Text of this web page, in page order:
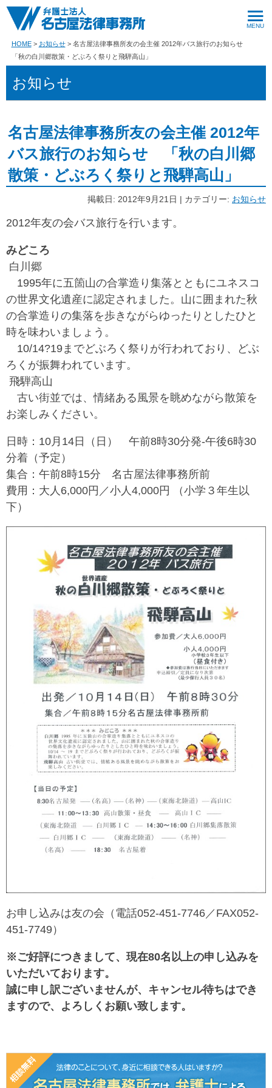
HOME お知らせ
名古屋法律事務所友の会主催 2012年バス旅行のお知らせ
「秋の白川郷散策・どぶろく祭りと飛騨高山」
お知らせ
名古屋法律事務所友の会主催 2012年
バス旅行のお知らせ 「秋の白川郷
散策・どぶろく祭りと飛騨高山」
掲載日: 2012年9月21日 | カテゴリー: お知らせ
2012年友の会バス旅行を行います。
みどころ
白川郷
1995年に五箇山の合掌造り集落とともにユネスコ
の世界文化遺産に認定されました。山に囲まれた秋
の合掌造りの集落を歩きながらゆったりとしたひと
時を味わいましょう。
10/14?19までどぶろく祭りが行われており、どぶ
ろくが振舞われています。
飛騨高山
古い街並では、情緒ある風景を眺めながら散策を
お楽しみください。
日時：10月14日（日） 午前8時30分発-午後6時30
分着（予定）
集合：午前8時15分 名古屋法律事務所前
費用：大人6,000円／小人4,000円 （小学３年生以
下）
お申し込みは友の会（電話052-451-7746／FAX052-
451-7749）
※ご好評につきまして、現在80名以上の申し込みを
いただいております。
誠に申し訳ございませんが、キャンセル待ちはでき
ますので、よろしくお願い致します。